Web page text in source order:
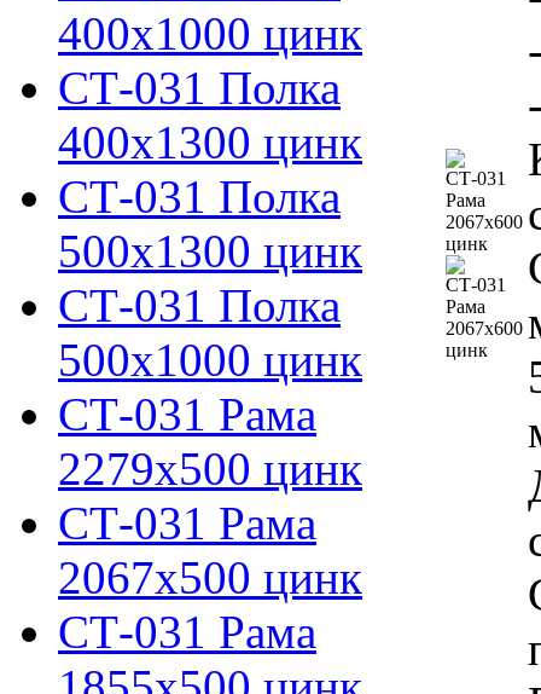
400х1000 цинк
СТ-031 Полка
400х1300 цинк
СТ-031 Полка
500х1300 цинк
СТ-031 Полка
500х1000 цинк
СТ-031 Рама
2279х500 цинк
СТ-031 Рама
2067х500 цинк
СТ-031 Рама